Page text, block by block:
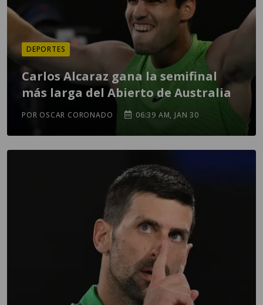
DEPORTES
Carlos Alcaraz gana la semifinal
más larga del Abierto de Australia
POR OSCAR CORONADO 06:39 AM, JAN 30